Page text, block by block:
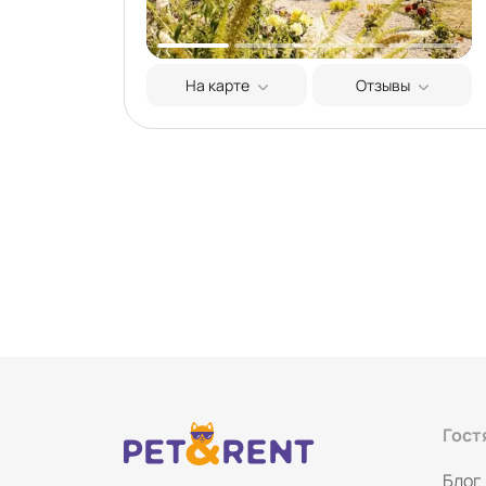
На карте Отзывы
Блог